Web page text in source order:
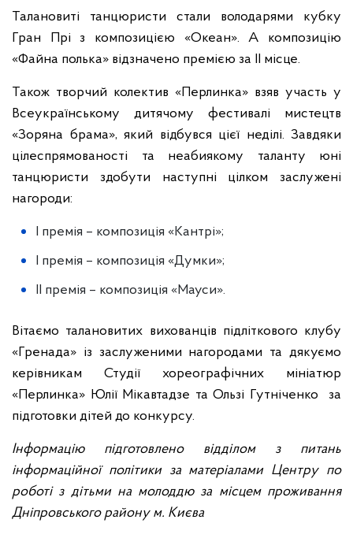
Талановиті танцюристи стали володарями кубку
Гран Прі з композицією «Океан». А композицію
«Файна полька» відзначено премією за II місце.
Також творчий колектив «Перлинка» взяв участь у
Всеукраїнському дитячому фестивалі мистецтв
«Зоряна брама», який відбувся цієї неділі. Завдяки
цілеспрямованості та неабиякому таланту юні
танцюристи здобути наступні цілком заслужені
нагороди:
I премія – композиція «Кантрі»;
I премія – композиція «Думки»;
II премія – композиція «Мауси».
Вітаємо талановитих вихованців підліткового клубу
«Гренада» із заслуженими нагородами та дякуємо
керівникам Студії хореографічних мініатюр
«Перлинка» Юлії Мікавтадзе та Ользі Гутніченко
за
підготовки дітей до конкурсу.
Інформацію підготовлено відділом з питань
інформаційної політики за матеріалами Центру по
роботі з дітьми на молоддю за місцем проживання
Дніпровського району м. Києва